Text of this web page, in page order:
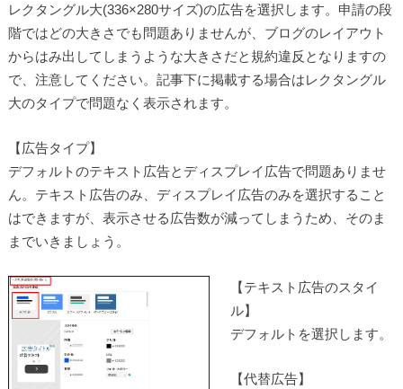
レクタングル大(336×280サイズ)の広告を選択します。申請の段
階ではどの大きさでも問題ありませんが、ブログのレイアウト
からはみ出してしまうような大きさだと規約違反となりますの
で、注意してください。記事下に掲載する場合はレクタングル
大のタイプで問題なく表示されます。
【広告タイプ】
デフォルトのテキスト広告とディスプレイ広告で問題ありませ
ん。テキスト広告のみ、ディスプレイ広告のみを選択すること
はできますが、表示させる広告数が減ってしまうため、そのま
までいきましょう。
【テキスト広告のスタイ
ル】
デフォルトを選択します。
【代替広告】